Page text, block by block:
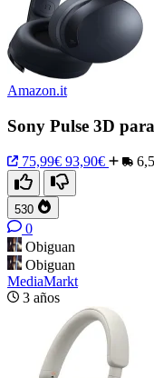
Amazon.it
Sony Pulse 3D
75,99€ 93,90€
530
0
Obiguan
Obiguan
MediaMarkt
3 años